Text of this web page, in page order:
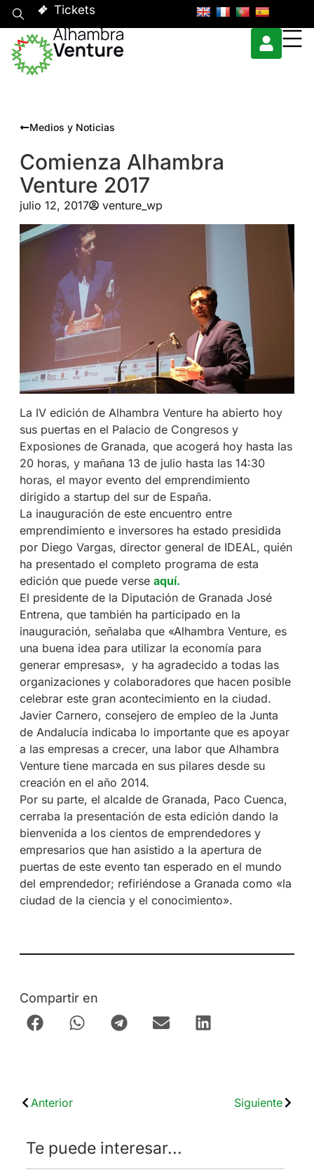
Tickets
Medios y Noticias
Comienza Alhambra
Venture 2017
julio 12, 2017 venture_wp
La IV edición de Alhambra Venture ha abierto hoy
sus puertas en el Palacio de Congresos y
Exposiones de Granada, que acogerá hoy hasta las
20 horas, y mañana 13 de julio hasta las 14:30
horas, el mayor evento del emprendimiento
dirigido a startup del sur de España.
La inauguración de este encuentro entre
emprendimiento e inversores ha estado presidida
por Diego Vargas, director general de IDEAL, quién
ha presentado el completo programa de esta
edición que puede verse aquí.
El presidente de la Diputación de Granada José
Entrena, que también ha participado en la
inauguración, señalaba que «Alhambra Venture, es
una buena idea para utilizar la economía para
generar empresas», y ha agradecido a todas las
organizaciones y colaboradores que hacen posible
celebrar este gran acontecimiento en la ciudad.
Javier Carnero, consejero de empleo de la Junta
de Andalucía indicaba lo importante que es apoyar
a las empresas a crecer, una labor que Alhambra
Venture tiene marcada en sus pilares desde su
creación en el año 2014.
Por su parte, el alcalde de Granada, Paco Cuenca,
cerraba la presentación de esta edición dando la
bienvenida a los cientos de emprendedores y
empresarios que han asistido a la apertura de
puertas de este evento tan esperado en el mundo
del emprendedor; refiriéndose a Granada como «la
ciudad de la ciencia y el conocimiento».
Compartir en
Anterior Siguiente
Te puede interesar...